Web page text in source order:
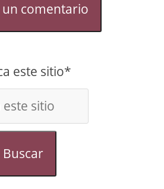
un comentario
este sitio*
Buscar